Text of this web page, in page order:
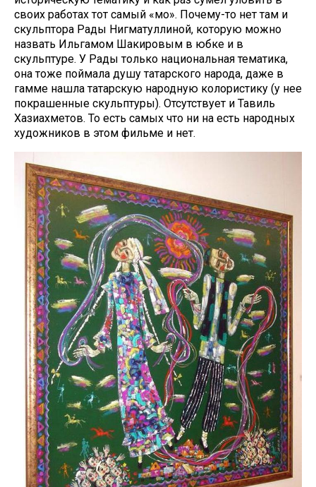
своих работах тот самый «моң». Почему-то нет там и
скульптора Рады Нигматуллиной, которую можно
назвать Ильгамом Шакировым в юбке и в
скульптуре. У Рады только национальная тематика,
она тоже поймала душу татарского народа, даже в
гамме нашла татарскую народную колористику (у нее
покрашенные скульптуры). Отсутствует и Тавиль
Хазиахметов. То есть самых что ни на есть народных
художников в этом фильме и нет.